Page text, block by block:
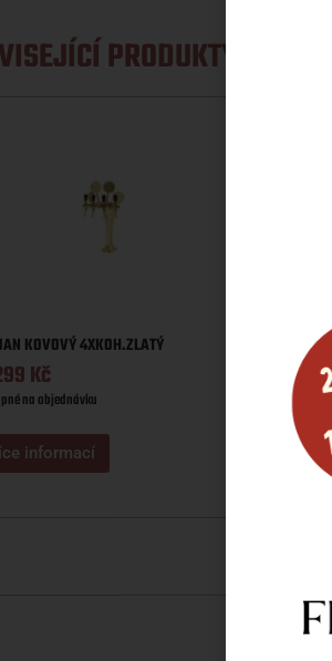
PRODUKTY
KOVOVÝ 4XKOH.ZLATÝ
Kč
na objednávku
informací 5